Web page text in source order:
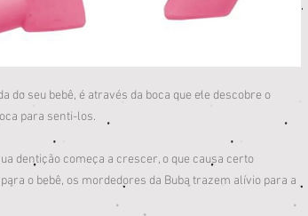
do seu bebê, é através da boca que ele descobre o
para senti-los.
dentição começa a crescer, o que causa certo
o bebê, os mordedores da Buba trazem alívio para a